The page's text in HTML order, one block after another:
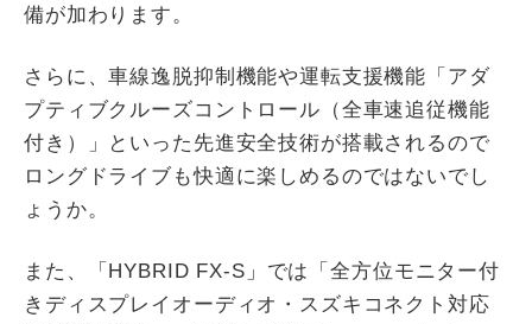
備が加わります。
さらに、車線逸脱抑制機能や運転支援機能「アダ
プティブクルーズコントロール（全車速追従機能
付き）」といった先進安全技術が搭載されるので
ロングドライブも快適に楽しめるのではないでし
ょうか。
また、「HYBRID FX-S」では「全方位モニター付
きディスプレイオーディオ・スズキコネクト対応